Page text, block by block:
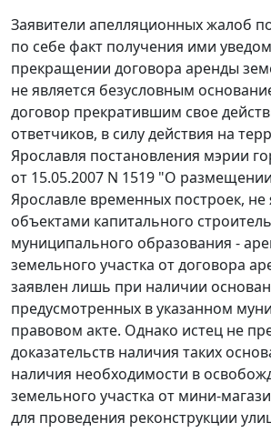
Заявители апелляционных жалоб
по себе факт получения ими
прекращении договора аренды
не является безусловным
договор прекратившим свое
ответчиков, в силу действия на
Ярославля постановления мэрии
от 15.05.2007 N 1519 "О
Ярославле временных построек,
объектами капитального
муниципального образования -
земельного участка от договора
заявлен лишь при наличии
предусмотренных в указанном
правовом акте. Однако истец не
доказательств наличия таких
наличия необходимости в
земельного участка от мини-
для проведения реконструкции